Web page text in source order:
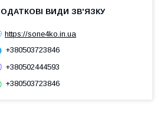
https://sone4ko.in.ua
+380503723846
+380502444593
+380503723846